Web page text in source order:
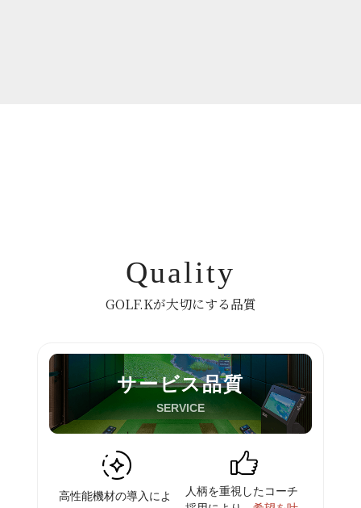
Quality
GOLF.Kが大切にする品質
サービス品質
SERVICE
高性能機材の導入によ
人柄を重視したコーチ